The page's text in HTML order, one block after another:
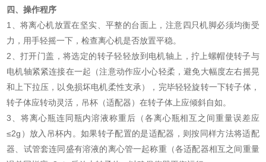
四、操作程序
1、将离心机放置在坚实、平整的台面上，注意四只机脚必须均衡受
力，用手轻摇一下，检查离心机是否放置平稳。
2、打开门盖，将选定的转子轻轻放到电机轴上，拧上螺帽使转子与
电机轴紧紧连接在一起（注意动作应小心轻柔，避免大幅度左右摇晃
和上下拉压，以免损坏电机柔性支承），完毕轻轻旋转一下转子体，
转子体应转动灵活，吊杯（适配器）在转子体上应倾斜自如。
3、将离心瓶连同瓶内溶液称重后（各离心瓶相互之间重量误差应
≤2g）放入吊杯内。如果转子配置的是适配器，则按同样方法将适配
器、试管套连同盛有溶液的离心管一起称重（各适配器相互之间重量